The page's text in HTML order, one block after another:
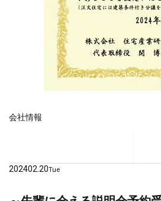
会社情報
202402.20Tue